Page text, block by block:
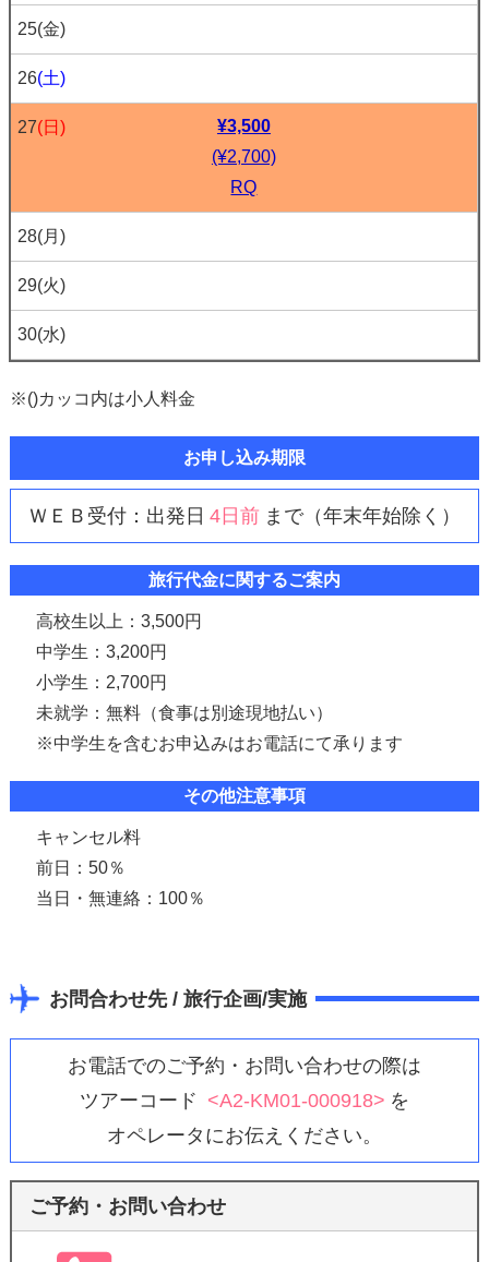
25(金)
26(土)
27(日)
¥3,500
(¥2,700)
RQ
28(月)
29(火)
30(水)
※()カッコ内は小人料金
お申し込み期限
ＷＥＢ受付：出発日 4日前 まで（年末年始除く）
旅行代金に関するご案内
高校生以上：3,500円
中学生：3,200円
小学生：2,700円
未就学：無料（食事は別途現地払い）
※中学生を含むお申込みはお電話にて承ります
その他注意事項
キャンセル料
前日：50％
当日・無連絡：100％
お問合わせ先 / 旅行企画/実施
お電話でのご予約・お問い合わせの際は
ツアーコード <A2-KM01-000918> を
オペレータにお伝えください。
ご予約・お問い合わせ